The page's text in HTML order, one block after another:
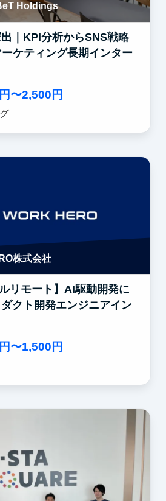
Holdings
｜KPI分析からSNS戦略
ケティング長期インター
〜2,500円
株式会社
リモート】AI駆動開発に
クト開発エンジニアイン
〜1,500円